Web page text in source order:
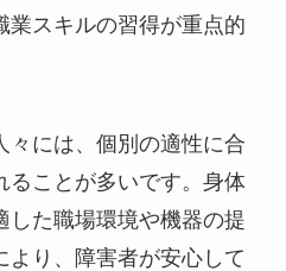
業スキルの習得が重点的
々には、個別の適性に合
ることが多いです。身体
した職場環境や機器の提
より、障害者が安心して